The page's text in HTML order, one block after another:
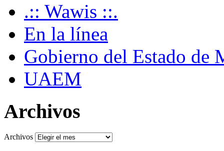
.:: Wawis ::.
En la línea
Gobierno del Estado de
UAEM
Archivos
Archivos